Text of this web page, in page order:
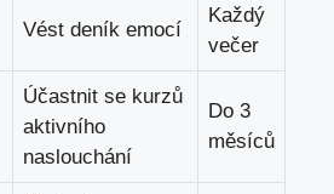
Vést deník emocí
Každý
večer
Účastnit se kurzů
aktivního
naslouchání
Do 3
měsíců